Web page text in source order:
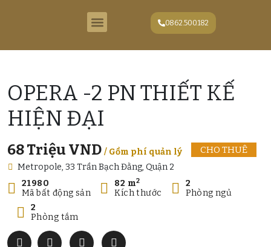
0862.500.182
OPERA -2 PN THIẾT KẾ
HIỆN ĐẠI
68 Triệu VND / Gồm phí quản lý CHO THUÊ
Metropole, 33 Trần Bạch Đằng, Quận 2
21980
Mã bất động sản
82 m2
Kích thước
2
Phòng ngủ
2
Phòng tắm